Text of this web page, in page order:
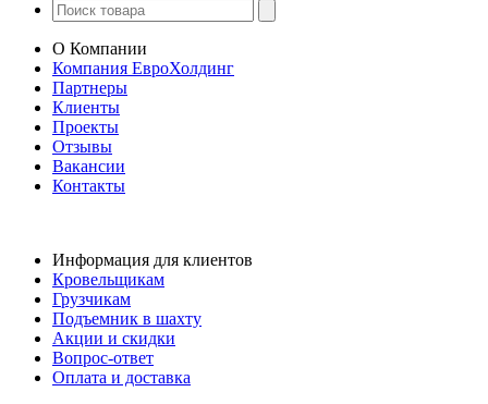
О Компании
Компания ЕвроХолдинг
Партнеры
Клиенты
Проекты
Отзывы
Вакансии
Контакты
Информация для клиентов
Кровельщикам
Грузчикам
Подъемник в шахту
Акции и скидки
Вопрос-ответ
Оплата и доставка